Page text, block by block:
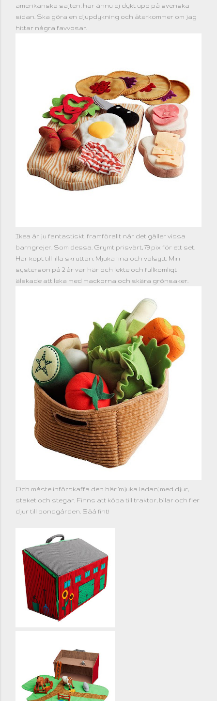
amerikanska sajten, har ännu ej dykt upp på svenska
sidan. Ska göra en djupdykning och återkommer om jag
hittar några favvosar.
Ikea är ju fantastiskt, framförallt när det gäller vissa
barngrejer. Som dessa. Grymt prisvärt, 79 pix för ett set.
Har köpt till lilla skruttan. Mjuka fina och välsytt. Min
systerson på 2 år var här och lekte och fullkomligt
älskade att leka med mackorna och skära grönsaker.
Och måste införskaffa den här 'mjuka ladan', med djur,
staket och stegar. Finns att köpa till traktor, bilar och fler
djur till bondgården. Såå fint!